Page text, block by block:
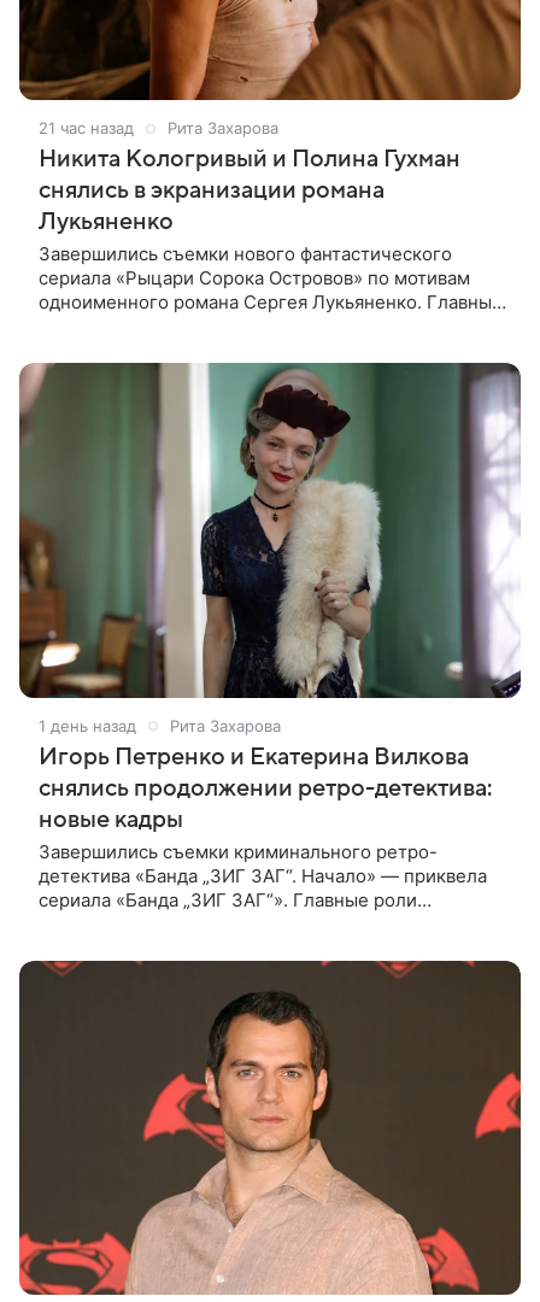
21 час назад Рита Захарова
Никита Кологривый и Полина Гухман
снялись в экранизации романа
Лукьяненко
Завершились съемки нового фантастического
сериала «Рыцари Сорока Островов» по мотивам
одноименного романа Сергея Лукьяненко. Главные
1 день назад Рита Захарова
Игорь Петренко и Екатерина Вилкова
снялись продолжении ретро-детектива:
новые кадры
Завершились съемки криминального ретро-
детектива «Банда „ЗИГ ЗАГ“. Начало» — приквела
сериала «Банда „ЗИГ ЗАГ“». Главные роли